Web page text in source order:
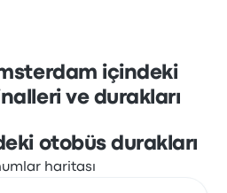
içindeki
ve durakları
otobüs durakları